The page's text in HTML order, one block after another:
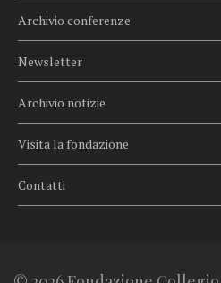
Archivio conferenze
Newsletter
Archivio notizie
Visita la fondazione
Contatti